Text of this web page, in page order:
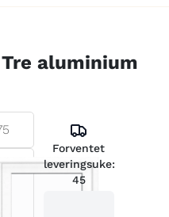
aluminium
Forventet
leveringsuke:
45